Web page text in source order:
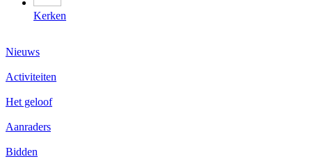
Kerken
Nieuws
Activiteiten
Het geloof
Aanraders
Bidden